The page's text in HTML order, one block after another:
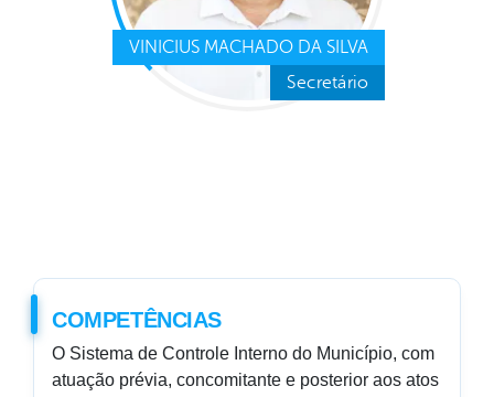
VINICIUS MACHADO DA SILVA
Secretário
COMPETÊNCIAS
O Sistema de Controle Interno do Município, com
atuação prévia, concomitante e posterior aos atos